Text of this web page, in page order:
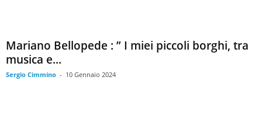
Mariano Bellopede : ” I miei piccoli borghi, tra
musica e...
Sergio Cimmino - 10 Gennaio 2024